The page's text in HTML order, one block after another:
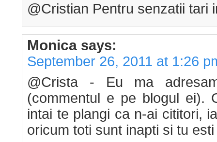
@Cristian Pentru senzatii tari
Monica says:
September 26, 2011 at 1:26
@Crista - Eu ma
(commentul e pe blogul ei).
intai te plangi ca n-ai cititori,
oricum toti sunt inapti si tu